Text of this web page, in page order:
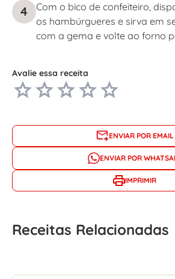
4
Com o bico de confeiteiro,
os hambúrgueres e sirva em
com a gema e volte ao forno
Avalie essa receita
ENVIAR POR EMAIL
ENVIAR POR
IMPRIMIR
Receitas Relacionadas